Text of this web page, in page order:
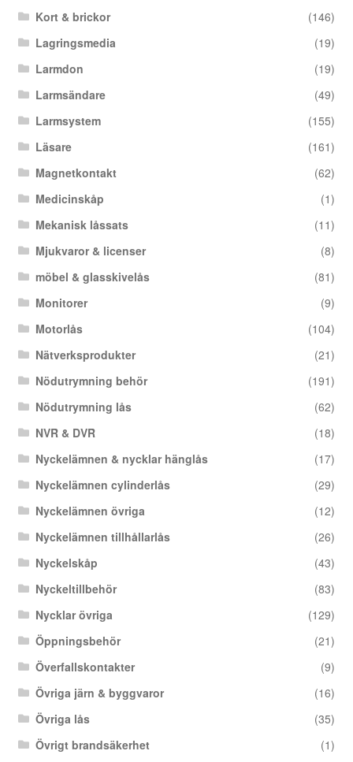
Kort & brickor
(146)
Lagringsmedia
(19)
Larmdon
(19)
Larmsändare
(49)
Larmsystem
(155)
Läsare
(161)
Magnetkontakt
(62)
Medicinskåp
(1)
Mekanisk låssats
(11)
Mjukvaror & licenser
(8)
möbel & glasskivelås
(81)
Monitorer
(9)
Motorlås
(104)
Nätverksprodukter
(21)
Nödutrymning behör
(191)
Nödutrymning lås
(62)
NVR & DVR
(18)
Nyckelämnen & nycklar hänglås
(17)
Nyckelämnen cylinderlås
(29)
Nyckelämnen övriga
(12)
Nyckelämnen tillhållarlås
(26)
Nyckelskåp
(43)
Nyckeltillbehör
(83)
Nycklar övriga
(129)
Öppningsbehör
(21)
Överfallskontakter
(9)
Övriga järn & byggvaror
(16)
Övriga lås
(35)
Övrigt brandsäkerhet
(1)